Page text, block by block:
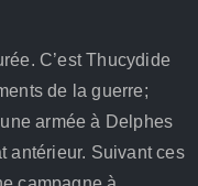
C’est Thucydide
de la guerre;
armée à Delphes
antérieur. Suivant ces